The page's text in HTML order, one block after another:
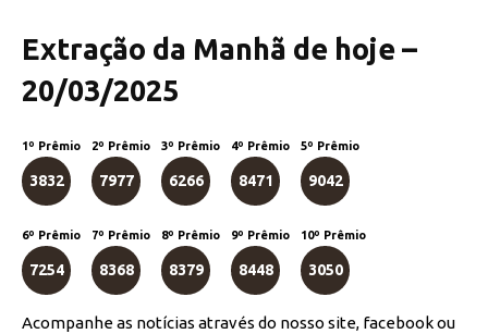
Extração da Manhã de hoje –
20/03/2025
1º Prêmio
3832
2º Prêmio
7977
3º Prêmio
6266
4º Prêmio
8471
5º Prêmio
9042
6º Prêmio
7254
7º Prêmio
8368
8º Prêmio
8379
9º Prêmio
8448
10º Prêmio
3050
Acompanhe as notícias através do nosso site, facebook ou